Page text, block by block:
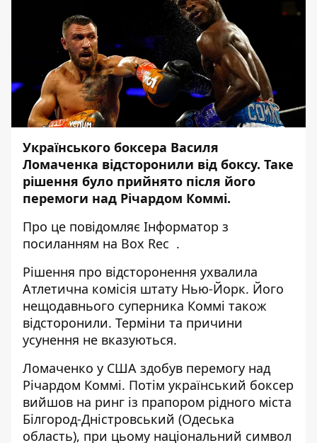
Українського боксера Василя
Ломаченка відсторонили від боксу. Таке
рішення було прийнято після його
перемоги над Річардом Коммі.
Про це повідомляє Інформатор з
посиланням на Box Rec .
Рішення про відсторонення ухвалила
Атлетична комісія штату Нью-Йорк. Його
нещодавнього суперника Коммі також
відсторонили. Терміни та причини
усунення не вказуються.
Ломаченко у США здобув перемогу над
Річардом Коммі. Потім український боксер
вийшов на ринг із прапором рідного міста
Білгород-Дністровський (Одеська
область), при цьому національний символ